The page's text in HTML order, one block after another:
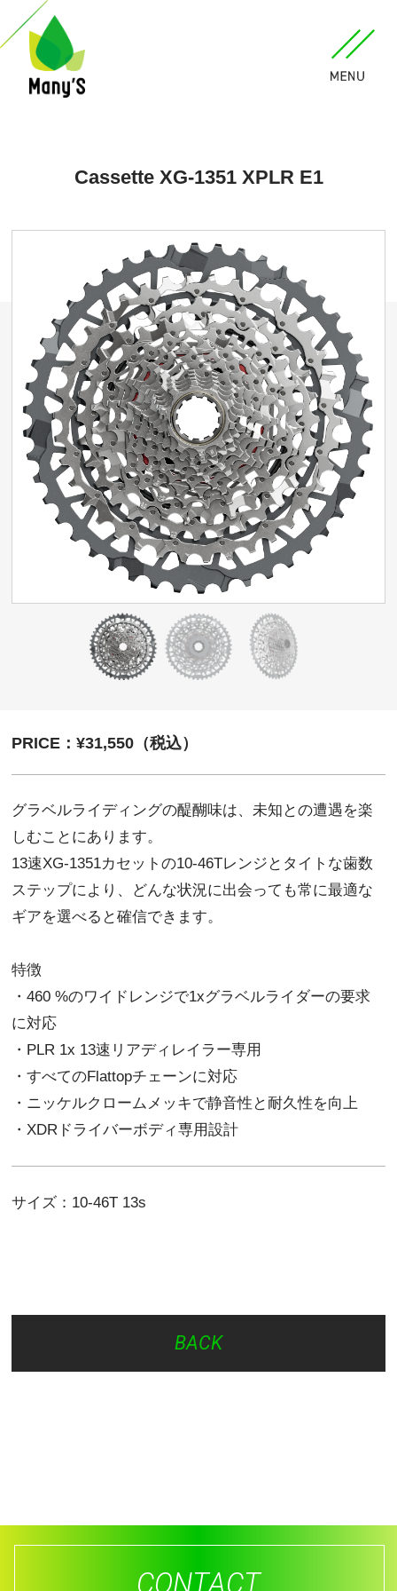
Cassette XG-1351 XPLR E1
PRICE：¥31,550（税込）
グラベルライディングの醍醐味は、未知との遭遇を楽
しむことにあります。
13速XG-1351カセットの10-46Tレンジとタイトな歯数
ステップにより、どんな状況に出会っても常に最適な
ギアを選べると確信できます。
特徴
・460 %のワイドレンジで1xグラベルライダーの要求
に対応
・PLR 1x 13速リアディレイラー専用
・すべてのFlattopチェーンに対応
・ニッケルクロームメッキで静音性と耐久性を向上
・XDRドライバーボディ専用設計
サイズ：10-46T 13s
BACK
CONTACT